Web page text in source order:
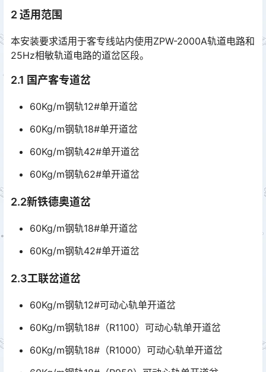
2 适用范围
本安装要求适用于客专线站内使用ZPW-2000A轨道电路和
25Hz相敏轨道电路的道岔区段。
2.1 国产客专道岔
60Kg/m钢轨12#单开道岔
60Kg/m钢轨18#单开道岔
60Kg/m钢轨42#单开道岔
60Kg/m钢轨62#单开道岔
2.2新铁德奥道岔
60Kg/m钢轨18#单开道岔
60Kg/m钢轨42#单开道岔
2.3工联岔道岔
60Kg/m钢轨12#可动心轨单开道岔
60Kg/m钢轨18#（R1100）可动心轨单开道岔
60Kg/m钢轨18#（R1000）可动心轨单开道岔